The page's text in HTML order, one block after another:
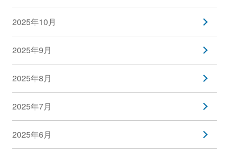
2025年10月
2025年9月
2025年8月
2025年7月
2025年6月